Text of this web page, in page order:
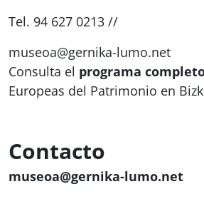
Tel. 94 627 0213 //
museoa@gernika-lumo.net
Consulta el programa
Europeas del Patrimonio en
Contacto
museoa@gernika-lumo.net